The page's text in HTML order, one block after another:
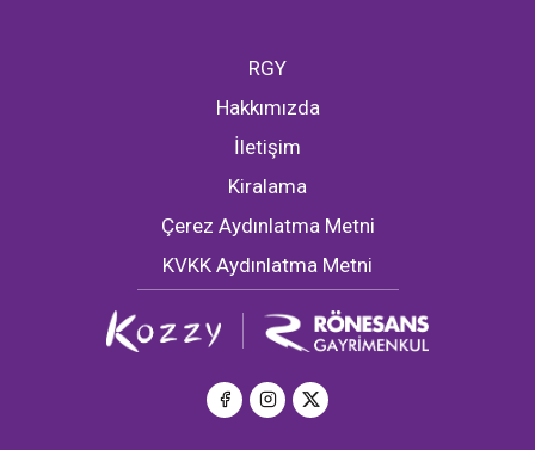
RGY
Hakkımızda
İletişim
Kiralama
Çerez Aydınlatma Metni
KVKK Aydınlatma Metni